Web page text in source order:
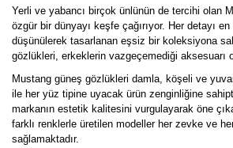
Yerli ve yabancı birçok ünlünün de tercihi olan
özgür bir dünyayı keşfe çağırıyor. Her detayı
düşünülerek tasarlanan eşsiz bir koleksiyona
gözlükleri, erkeklerin vazgeçemediği aksesuarı
Mustang güneş gözlükleri damla, köşeli ve
ile her yüz tipine uyacak ürün zenginliğine
markanın estetik kalitesini vurgulayarak öne
farklı renklerle üretilen modeller her zevke ve
sağlamaktadır.